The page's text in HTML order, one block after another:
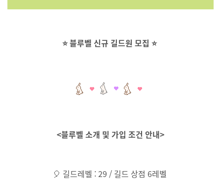
⭐ 블루벨 신규 길드원 모집 ⭐
<블루벨 소개 및 가입 조건 안내>
🎈 길드레벨 : 29 / 길드 상점 6레벨